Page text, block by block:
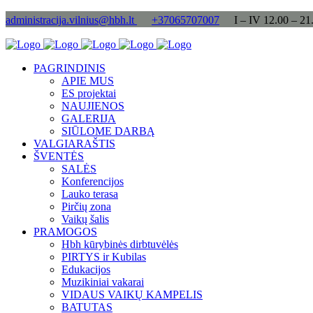
administracija.vilnius@hbh.lt +37065707007 I – IV 12.00 –
PAGRINDINIS
APIE MUS
ES projektai
NAUJIENOS
GALERIJA
SIŪLOME DARBĄ
VALGIARAŠTIS
ŠVENTĖS
SALĖS
Konferencijos
Lauko terasa
Pirčių zona
Vaikų šalis
PRAMOGOS
Hbh kūrybinės dirbtuvėlės
PIRTYS ir Kubilas
Edukacijos
Muzikiniai vakarai
VIDAUS VAIKŲ KAMPELIS
BATUTAS